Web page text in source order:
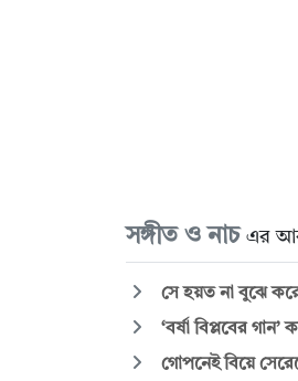
সঙ্গীত ও নাচ এর
সে হয়ত না ‍বুঝে
‘বর্ষা বিপ্লবের
গোপনেই বিয়ে